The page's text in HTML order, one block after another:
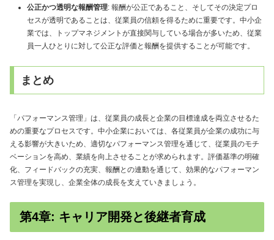
公正かつ透明な報酬管理: 報酬が公正であること、そしてその決定プロ
セスが透明であることは、従業員の信頼を得るために重要です。中小企
業では、トップマネジメントが直接関与している場合が多いため、従業
員一人ひとりに対して公正な評価と報酬を提供することが可能です。
まとめ
「パフォーマンス管理」は、従業員の成長と企業の目標達成を両立させるた
めの重要なプロセスです。中小企業においては、各従業員が企業の成功に与
える影響が大きいため、適切なパフォーマンス管理を通じて、従業員のモチ
ベーションを高め、業績を向上させることが求められます。評価基準の明確
化、フィードバックの充実、報酬との連動を通じて、効果的なパフォーマン
ス管理を実現し、企業全体の成長を支えていきましょう。
第4章: キャリア開発と後継者育成